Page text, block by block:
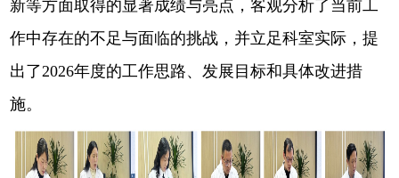
新等方面取得的显著成绩与亮点，客观分析了当前工
作中存在的不足与面临的挑战，并立足科室实际，提
出了2026年度的工作思路、发展目标和具体改进措
施。